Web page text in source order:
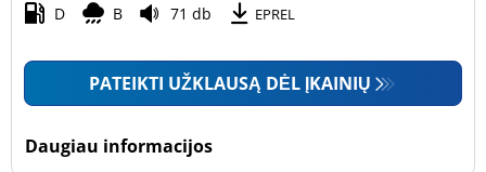
D B 71 db EPREL
PATEIKTI UŽKLAUSĄ DĖL ĮKAINIŲ
Daugiau informacijos